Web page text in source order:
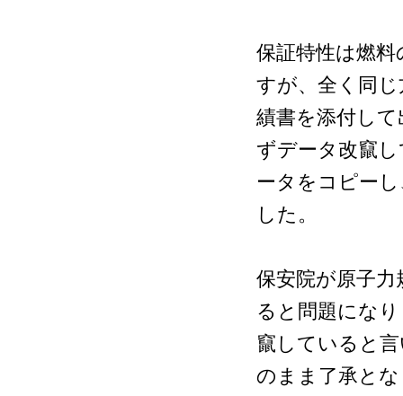
保証特性は燃
すが、全く同
績書を添付し
ずデータ改竄
ータをコピー
した。
保安院が原子
ると問題にな
竄していると
のまま了承と